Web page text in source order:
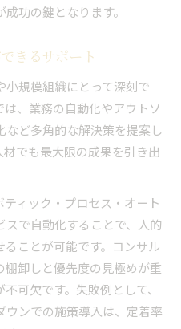
功の鍵となります。
きるサポート
規模組織にとって深刻で
、業務の自動化やアウトソ
ど多角的な解決策を提案し
でも最大限の成果を引き出
ィック・プロセス・オート
で自動化することで、人的
ことが可能です。コンサル
卸しと優先度の見極めが重
可欠です。失敗例として、
ンでの施策導入は、定着率